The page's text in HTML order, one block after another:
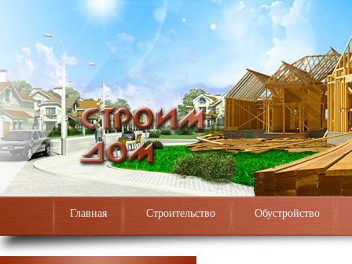
Главная Строительство Обустройство